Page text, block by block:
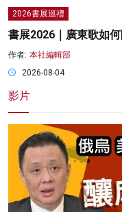
2026書展巡禮
書展2026｜廣東歌如
作者: 本社編輯部
2026-08-04
影片